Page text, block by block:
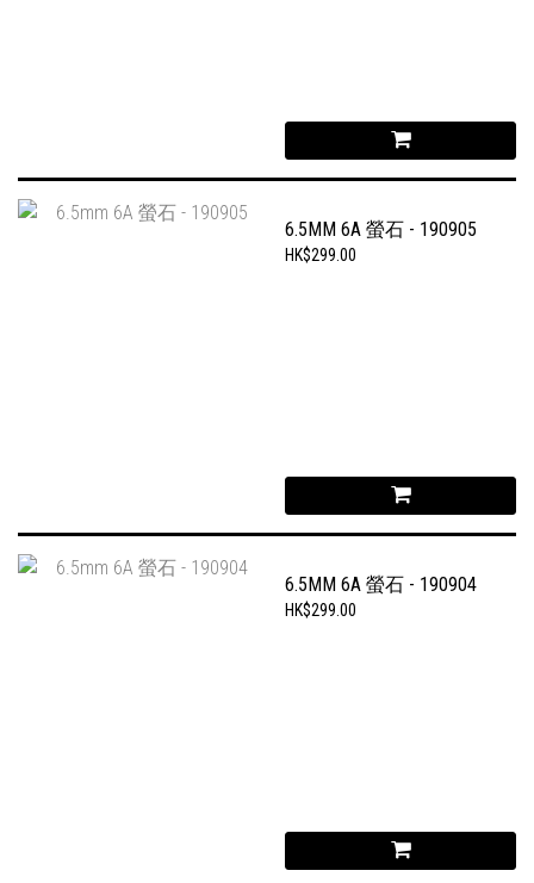
6.5MM 6A 螢石 - 190905
HK$299.00
6.5MM 6A 螢石 - 190904
HK$299.00